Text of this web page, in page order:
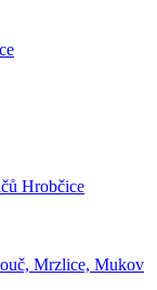
Hrobčice
Mrzlice, Mukov